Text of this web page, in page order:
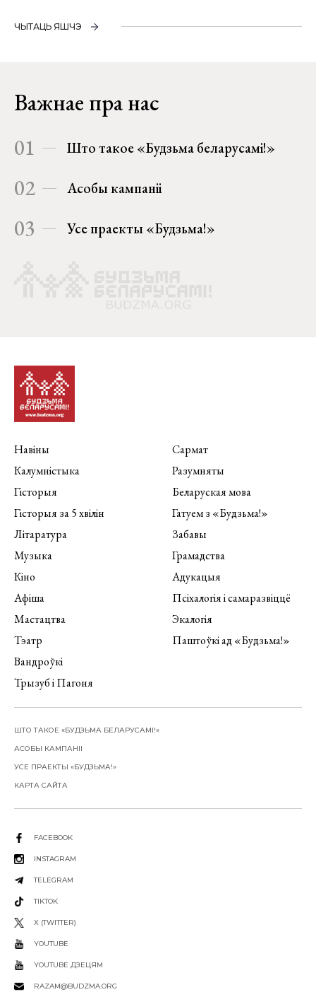
ЧЫТАЦЬ ЯШЧЭ
Важнае пра нас
01 Што такое «Будзьма беларусамі!»
02 Асобы кампаніі
03 Усе праекты «Будзьма!»
Навіны
Калумністыка
Гісторыя
Гісторыя за 5 хвілін
Літаратура
Музыка
Кіно
Афіша
Мастацтва
Тэатр
Вандроўкі
Трызуб і Пагоня
Сармат
Разумняты
Беларуская мова
Гатуем з «Будзьма!»
Забавы
Грамадства
Адукацыя
Псіхалогія і самаразвіццё
Экалогія
Паштоўкі ад «Будзьма!»
ШТО ТАКОЕ «БУДЗЬМА БЕЛАРУСАМІ!»
АСОБЫ КАМПАНІІ
УСЕ ПРАЕКТЫ «БУДЗЬМА!»
КАРТА САЙТА
FACEBOOK
INSTAGRAM
TELEGRAM
TIKTOK
X (TWITTER)
YOUTUBE
YOUTUBE ДЗЕЦЯМ
RAZAM@BUDZMA.ORG